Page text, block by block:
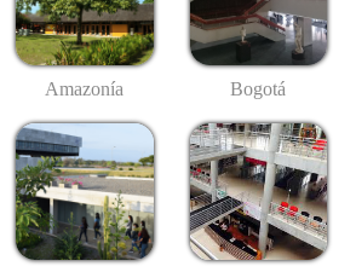
Amazonía Bogotá